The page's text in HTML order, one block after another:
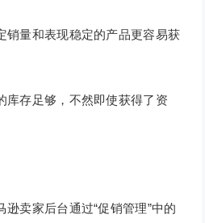
销量和表现稳定的产品更容易获
库存足够，不然即使获得了资
逊卖家后台通过“促销管理”中的